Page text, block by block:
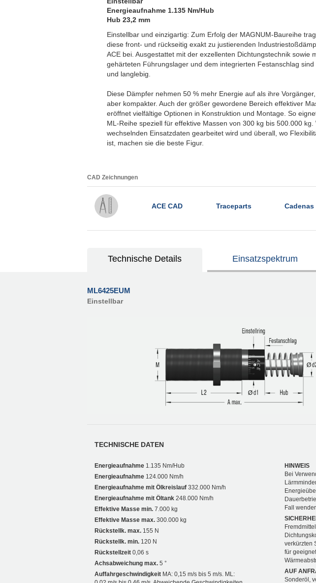
Energieaufnahme 1.135 Nm/Hub
Hub 23,2 mm
Einstellbar und einzigartig: Zum Erfolg der MAGNUM-Baureihe
diese front- und rückseitig exakt zu justierenden
ACE bei. Ausgestattet mit der exzellenten Dichtungstechnik sowie
gehärteten Führungslager und dem integrierten Festanschlag sind
und langlebig.
Diese Dämpfer nehmen 50 % mehr Energie auf als ihre
aber kompakter. Auch der größer gewordene Bereich effektiver
eröffnet vielfältige Optionen in Konstruktion und Montage. So
ML-Reihe speziell für effektive Massen von 300 kg bis 500.000 kg.
wechselnden Einsatzdaten gearbeitet wird und überall, wo
ist, machen sie die beste Figur.
CAD Zeichnungen
ACE CAD Traceparts
Technische Details Einsatzspektrum
ML6425EUM
Einstellbar
TECHNISCHE DATEN
Energieaufnahme 1.135 Nm/Hub
Energieaufnahme 124.000 Nm/h
Energieaufnahme mit Ölkreislauf 332.000 Nm/h
Energieaufnahme mit Öltank 248.000 Nm/h
Effektive Masse min. 7.000 kg
Effektive Masse max. 300.000 kg
Rückstellk. max. 155 N
Rückstellk. min. 120 N
Rückstellzeit 0,06 s
Achsabweichung max. 5 °
Auffahrgeschwindigkeit MA: 0,15 m/s bis 5 m/s. ML:
HINWEIS
Bei
Fall
verkürzten
für
AUF
Sonderöl,